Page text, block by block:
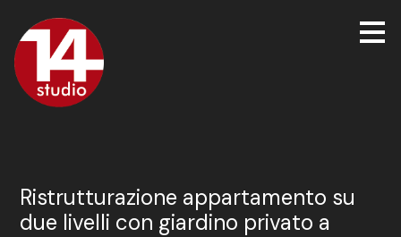
Passa
ai
contenuti
principali
Ristrutturazione appartamento su
due livelli con giardino privato a